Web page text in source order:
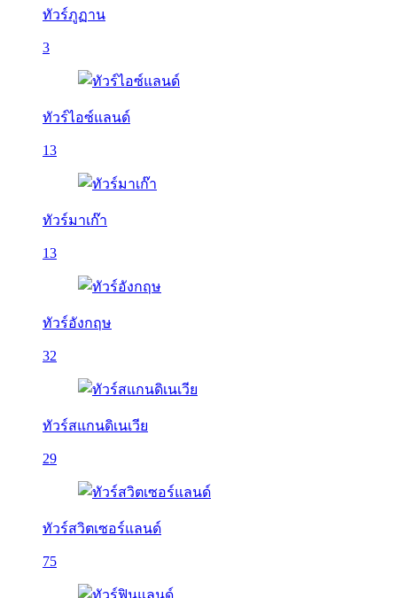
ทัวร์ภูฏาน
3
ทัวร์ไอซ์แลนด์
13
ทัวร์มาเก๊า
13
ทัวร์อังกฤษ
32
ทัวร์สแกนดิเนเวีย
29
ทัวร์สวิตเซอร์แลนด์
75